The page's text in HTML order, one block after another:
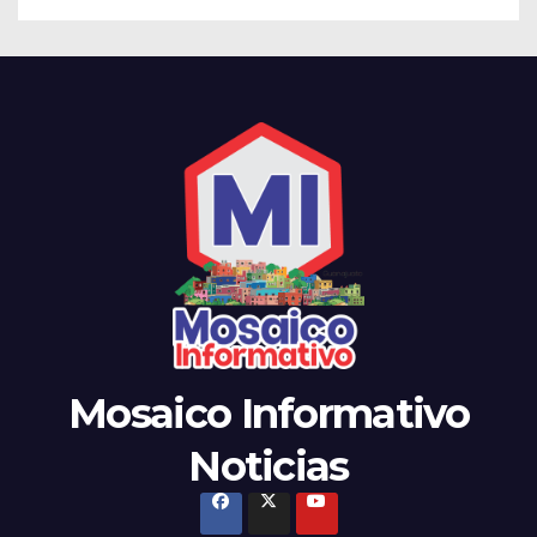
Mosaico Informativo
Noticias